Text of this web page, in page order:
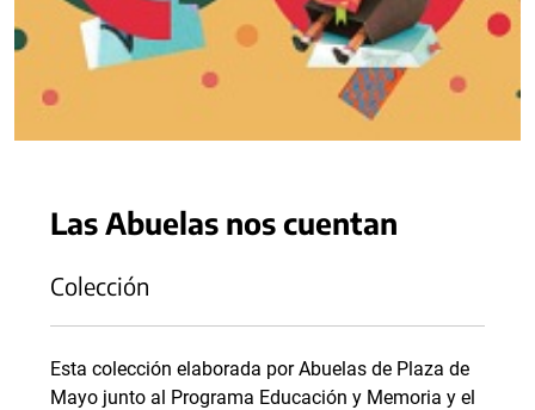
Las Abuelas nos cuentan
Colección
Esta colección elaborada por Abuelas de Plaza de
Mayo junto al Programa Educación y Memoria y el